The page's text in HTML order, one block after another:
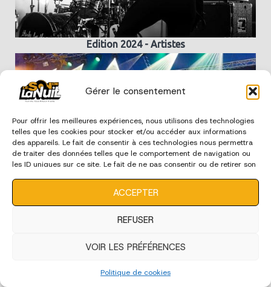
Gérer le consentement
Pour offrir les meilleures expériences, nous utilisons des technologies
telles que les cookies pour stocker et/ou accéder aux informations
des appareils. Le fait de consentir à ces technologies nous permettra
de traiter des données telles que le comportement de navigation ou
les ID uniques sur ce site. Le fait de ne pas consentir ou de retirer son
ACCEPTER
REFUSER
VOIR LES PRÉFÉRENCES
Politique de cookies
Edition 2024 - Artistes
Edition 2024 - Ecoles de Musique
édition 2023